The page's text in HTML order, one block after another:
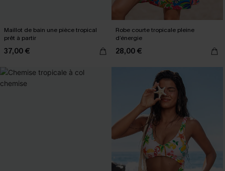
Maillot de bain une pièce tropical
prêt à partir
37,00 €
Robe courte tropicale pleine
d’énergie
28,00 €